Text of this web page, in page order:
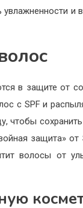
и
в защите от
с SPF и
чтобы сохранить
защита» от
волосы от